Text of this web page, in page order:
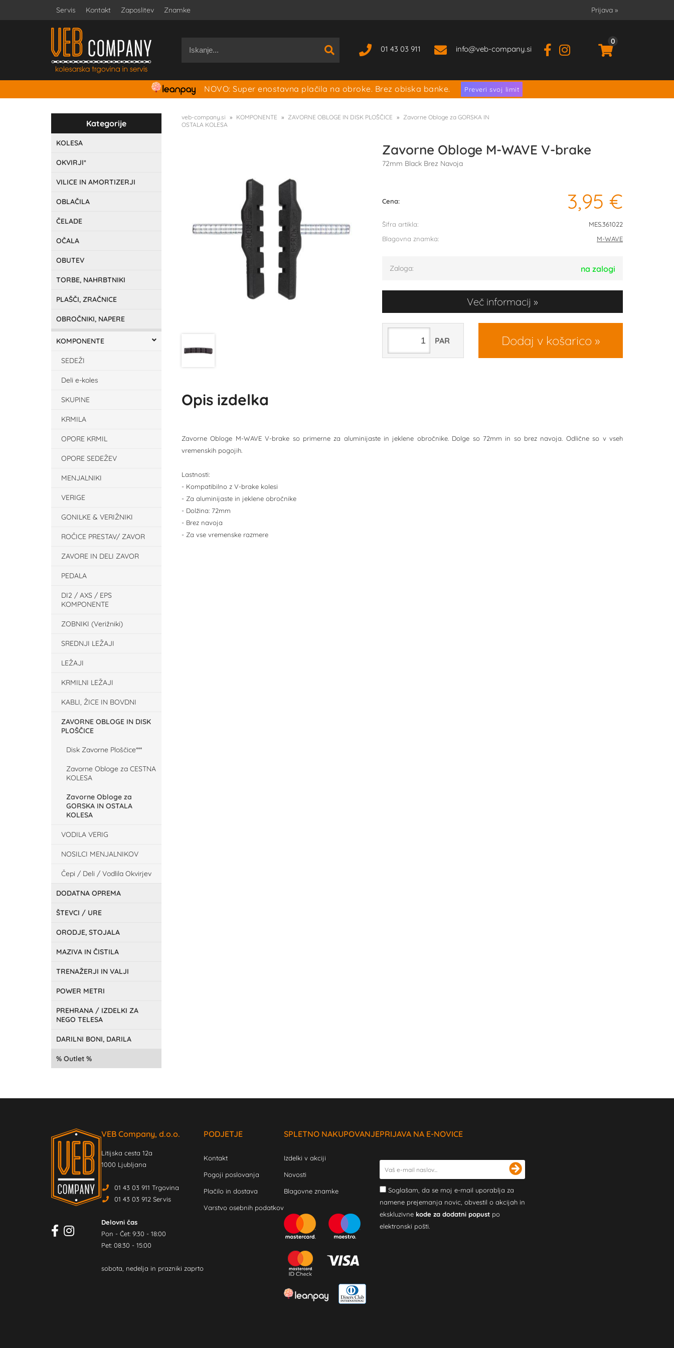
Servis Kontakt Zaposlitev Znamke Prijava »
01 43 03 911 info veb-company.si
0
NOVO: Super enostavna plačila na obroke. Brez obiska banke. Preveri svoj limit
Kategorije
KOLESA
OKVIRJI*
VILICE IN AMORTIZERJI
OBLAČILA
ČELADE
OČALA
OBUTEV
TORBE, NAHRBTNIKI
PLAŠČI, ZRAČNICE
OBROČNIKI, NAPERE
KOMPONENTE
SEDEŽI
Deli e-koles
SKUPINE
KRMILA
OPORE KRMIL
OPORE SEDEŽEV
MENJALNIKI
VERIGE
GONILKE & VERIŽNIKI
ROČICE PRESTAV/ ZAVOR
ZAVORE IN DELI ZAVOR
PEDALA
DI2 / AXS / EPS
KOMPONENTE
ZOBNIKI (Verižniki)
SREDNJI LEŽAJI
LEŽAJI
KRMILNI LEŽAJI
KABLI, ŽICE IN BOVDNI
ZAVORNE OBLOGE IN DISK
PLOŠČICE
Disk Zavorne Ploščice***
Zavorne Obloge za CESTNA
KOLESA
Zavorne Obloge za
GORSKA IN OSTALA
KOLESA
VODILA VERIG
NOSILCI MENJALNIKOV
Čepi / Deli / Vodlila Okvirjev
DODATNA OPREMA
ŠTEVCI / URE
ORODJE, STOJALA
MAZIVA IN ČISTILA
TRENAŽERJI IN VALJI
POWER METRI
PREHRANA / IZDELKI ZA
NEGO TELESA
DARILNI BONI, DARILA
Outlet
veb-company.si KOMPONENTE ZAVORNE OBLOGE IN DISK PLOŠČICE
Zavorne Obloge za GORSKA IN
OSTALA KOLESA
Zavorne Obloge M-WAVE V-brake
72mm Black Brez Navoja
Cena: 3,95 €
Šifra artikla:
MES.361022
Blagovna znamka:
M-WAVE
Zaloga: na zalogi
Več informacij
Dodaj v košarico
PAR
Opis izdelka
Zavorne Obloge M-WAVE V-brake so primerne za aluminijaste in jeklene obročnike. Dolge so 72mm in so brez navoja. Odlične so v vseh
vremenskih pogojih.
Lastnosti:
- Kompatibilno z V-brake kolesi
- Za aluminijaste in jeklene obročnike
- Dolžina: 72mm
- Brez navoja
- Za vse vremenske razmere
VEB Company, d.o.o.
Litijska cesta 12a
1000 Ljubljana
01 43 03 911 Trgovina
01 43 03 912 Servis
Delovni čas
Pon - Čet: 9:30 - 18:00
Pet: 08:30 - 15:00
sobota, nedelja in prazniki zaprto
PODJETJE
Kontakt
Pogoji poslovanja
Plačilo in dostava
Varstvo osebnih podatkov
SPLETNO NAKUPOVANJE
Izdelki v akciji
Novosti
Blagovne znamke
PRIJAVA NA E-NOVICE
Soglašam, da se moj e-mail uporablja za
namene prejemanja novic, obvestil o akcijah in
ekskluzivne kode za dodatni popust po
elektronski pošti.